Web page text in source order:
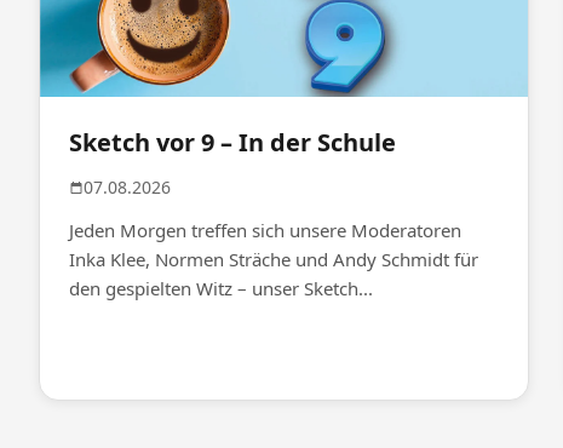
Sketch vor 9 – In der Schule
07.08.2026
Jeden Morgen treffen sich unsere Moderatoren
Inka Klee, Normen Sträche und Andy Schmidt für
den gespielten Witz – unser Sketch...